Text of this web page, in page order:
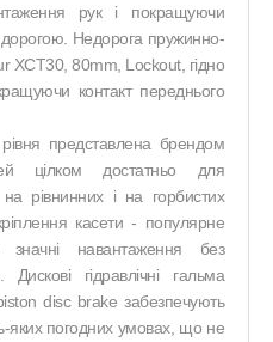
рук і покращуючи
дорогою. Недорога пружинно-
XCT30, 80mm, Lockout, гідно
контакт переднього
представлена ​​брендом
цілком достатньо для
рівнинних і на горбистих
касети - популярне
навантаження без
гідравлічні гальма
disc brake забезпечують
яких погодних умовах, що не